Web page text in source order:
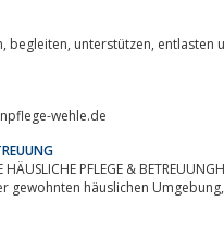
wehle.de
häuslichen Umgebung, sowie in betreuten